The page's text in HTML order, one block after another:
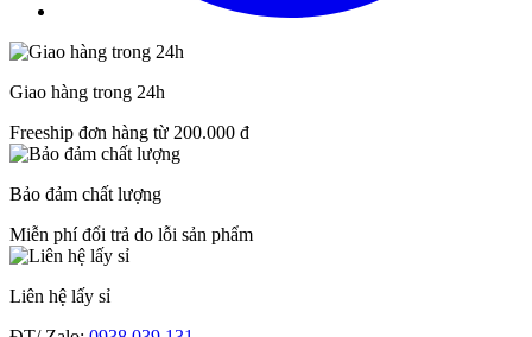
Giao hàng trong 24h
Freeship đơn hàng từ 200.000 đ
Bảo đảm chất lượng
Miễn phí đổi trả do lỗi sản phẩm
Liên hệ lấy sỉ